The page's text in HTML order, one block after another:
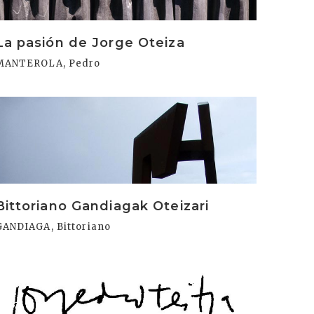
pasión de Jorge Oteiza
Pedro
Gandiagak Oteizari
Bittoriano